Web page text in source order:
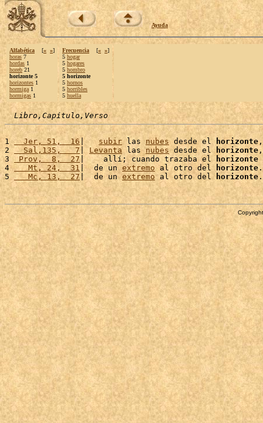
Ayuda
Alfabética [« »]
horas 7
hordas 1
horeb 21
horizonte 5
horizontes 1
hormiga 1
hormigas 1
Frecuencia [« »]
5 hogar
5 hogares
5 hombro
5 horizonte
5 hornos
5 horribles
5 huella
Libro,Capítulo,Verso
1
  Jer, 51,  16
| subir las nubes desde el horizonte
2
  Sal,135,   7
| Levanta las nubes desde el horizonte
3
Prov,  8,  27|    allí; cuando trazaba el horizonte
4
   Mt, 24,  31
|  de un extremo al otro del horizonte.
5
   Mc, 13,  27
|  de un extremo al otro del horizonte